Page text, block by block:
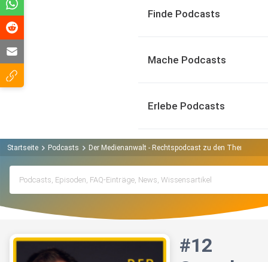
Finde Podcasts
Mache Podcasts
Erlebe Podcasts
Startseite Podcasts Der Medienanwalt - Rechtspodcast zu den Themen
#12